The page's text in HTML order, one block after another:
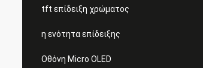
tft επίδειξη χρώματος
η ενότητα επίδειξης
Οθόνη Micro OLED